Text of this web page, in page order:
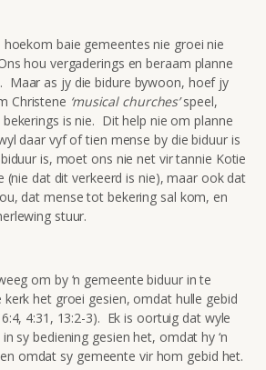
baie gemeentes nie groei nie
hou vergaderings en beraam planne
Maar as jy die bidure bywoon, hoef jy
Christene ‘musical churches’speel,
is nie. Dit help nie om planne
daar vyf of tien mense by die biduur is
is, moet ons nie net vir tannie Kotie
(nie dat dit verkeerd is nie), maar ook dat
dat mense tot bekering sal kom, en
stuur.
om by ‘n gemeente biduur in te
het groei gesien, omdat hulle gebid
4:31, 13:2-3). Ek is oortuig dat wyle
sy bediening gesien het, omdat hy ‘n
omdat sy gemeente vir hom gebid het.